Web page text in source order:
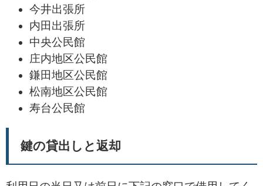
今井出張所
内田出張所
中央公民館
庄内地区公民館
鎌田地区公民館
松南地区公民館
寿台公民館
鍵の貸出しと返却